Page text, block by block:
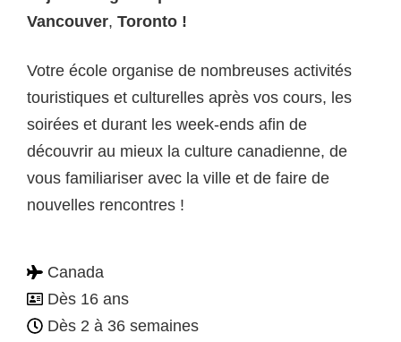
Vancouver, Toronto !
Votre école organise de nombreuses activités
touristiques et culturelles après vos cours, les
soirées et durant les week-ends afin de
découvrir au mieux la culture canadienne, de
vous familiariser avec la ville et de faire de
nouvelles rencontres !
Canada
Dès 16 ans
Dès 2 à 36 semaines